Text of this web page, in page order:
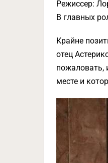
Режиссер:
В главных
Крайне
отец
пожаловать,
месте и